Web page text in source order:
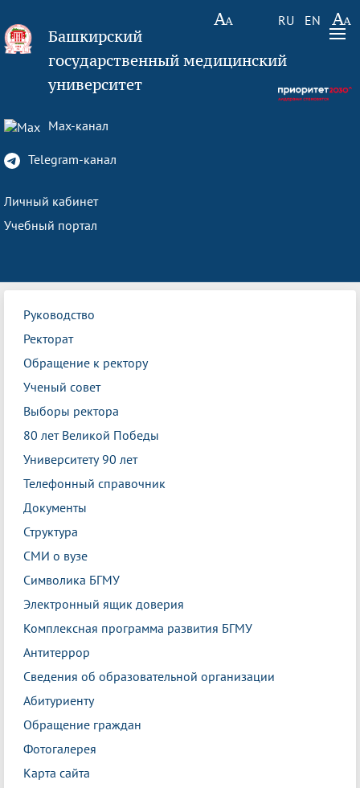
RU EN
Башкирский
государственный медицинский
университет
Max-канал
Telegram-канал
Личный кабинет
Учебный портал
Руководство
Ректорат
Обращение к ректору
Ученый совет
Выборы ректора
80 лет Великой Победы
Университету 90 лет
Телефонный справочник
Документы
Структура
СМИ о вузе
Символика БГМУ
Электронный ящик доверия
Комплексная программа развития БГМУ
Антитеррор
Сведения об образовательной организации
Абитуриенту
Обращение граждан
Фотогалерея
Карта сайта